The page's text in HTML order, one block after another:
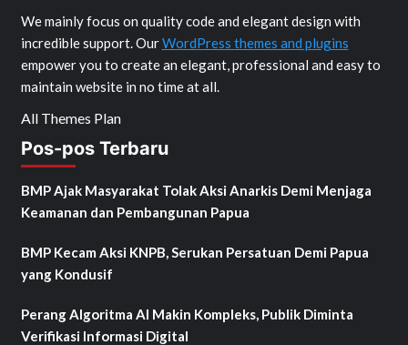
We mainly focus on quality code and elegant design with
incredible support. OurWordPress themes and plugins
empower you to create an elegant, professional and easy to
maintain website in no time at all.
All Themes Plan
Pos-pos Terbaru
BMP Ajak Masyarakat Tolak Aksi Anarkis Demi Menjaga
Keamanan dan Pembangunan Papua
BMP Kecam Aksi KNPB, Serukan Persatuan Demi Papua
yang Kondusif
Perang Algoritma AI Makin Kompleks, Publik Diminta
Verifikasi Informasi Digital